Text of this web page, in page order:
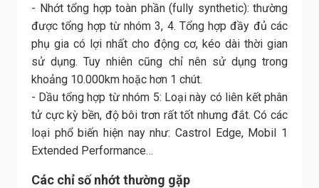
- Nhớt tổng hợp toàn phần (fully synthetic): thường
được tổng hợp từ nhóm 3, 4. Tổng hợp đầy đủ các
phụ gia có lợi nhất cho động cơ, kéo dài thời gian
sử dụng. Tuy nhiên cũng chỉ nên sử dụng trong
khoảng 10.000km hoặc hơn 1 chút.
- Dầu tổng hợp từ nhóm 5: Loại này có liên kết phân
tử cực kỳ bền, độ bôi trơn rất tốt nhưng đắt. Có các
loại phổ biến hiện nay như: Castrol Edge, Mobil 1
Extended Performance…
Các chỉ số nhớt thường gặp